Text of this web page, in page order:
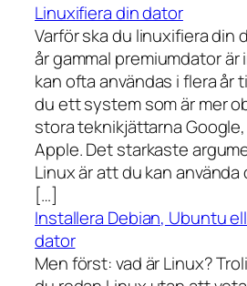
Linuxifiera din dator
Varför ska du linuxifiera din
år gammal premiumdator är
kan ofta användas i flera år
du ett system som är mer
stora teknikjättarna
Apple. Det starkaste
Linux är att du kan
[…]
Installera Debian, Ubuntu
dator
Men först: vad är Linux?